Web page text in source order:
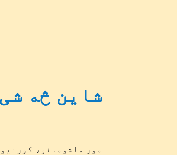
شاین څه
موږ ماشومانو،